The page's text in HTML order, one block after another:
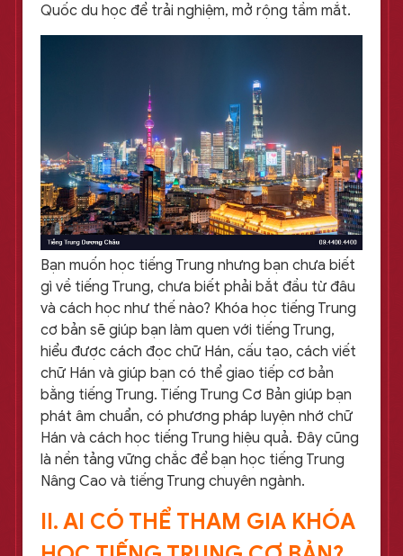
Quốc du học để trải nghiệm, mở rộng tầm mắt.
Bạn muốn học tiếng Trung nhưng bạn chưa biết
gì về tiếng Trung, chưa biết phải bắt đầu từ đâu
và cách học như thế nào? Khóa học tiếng Trung
cơ bản sẽ giúp bạn làm quen với tiếng Trung,
hiểu được cách đọc chữ Hán, cấu tạo, cách viết
chữ Hán và giúp bạn có thể giao tiếp cơ bản
bằng tiếng Trung. Tiếng Trung Cơ Bản giúp bạn
phát âm chuẩn, có phương pháp luyện nhớ chữ
Hán và cách học tiếng Trung hiệu quả. Đây cũng
là nền tảng vững chắc để bạn học tiếng Trung
Nâng Cao và tiếng Trung chuyên ngành.
II. AI CÓ THỂ THAM GIA KHÓA